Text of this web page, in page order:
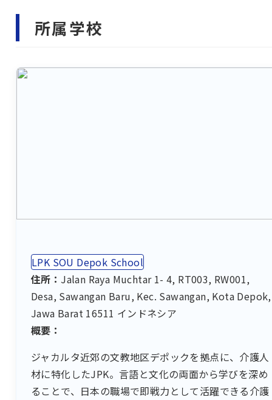
所属学校
LPK SOU Depok School
住所： Jalan Raya Muchtar 1- 4, RT003, RW001,
Desa, Sawangan Baru, Kec. Sawangan, Kota Depok,
Jawa Barat 16511 インドネシア
概要：
ジャカルタ近郊の文教地区デポックを拠点に、介護人
材に特化したJPK。言語と文化の両面から学びを深め
ることで、日本の職場で即戦力として活躍できる介護